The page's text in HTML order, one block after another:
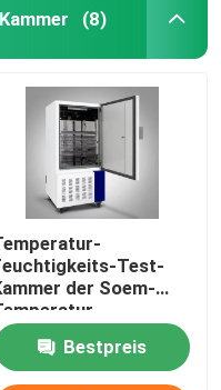
(8)
Test-
der Soem-
220V
Bestpreis